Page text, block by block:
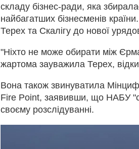
складу бізнес-ради, яка
найбагатших бізнесменів
Терех та Скалігу до нової
"Ніхто не може обирати між
жартома зауважила Терех,
Вона також звинуватила
Fire Point, заявивши, що НАБУ
своєму розслідуванні.